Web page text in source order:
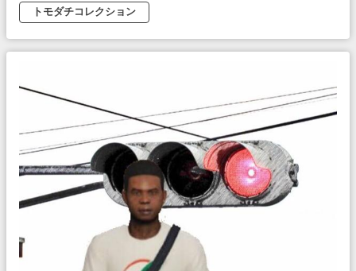
トモダチコレクション